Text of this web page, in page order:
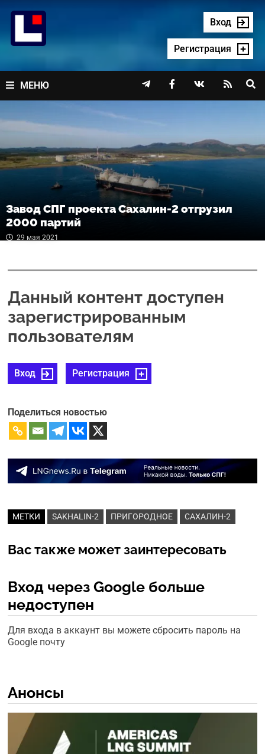
содержимому
Вход
Регистрация
МЕНЮ    
Завод СПГ проекта Сахалин-2 отгрузил
2000 партий
29 мая 2021
Данный контент доступен
зарегистрированным
пользователям
Вход Регистрация
Поделиться новостью
МЕТКИ SAKHALIN-2 ПРИГОРОДНОЕ САХАЛИН-2
Вас также может заинтересовать
Вход через Google больше
недоступен
Для входа в аккаунт вы можете сбросить пароль на
Google почту
Анонсы